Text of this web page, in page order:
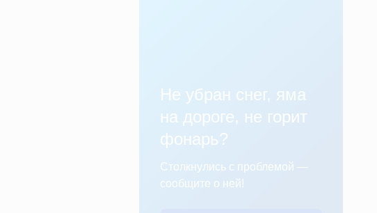
Не убран снег, яма
на дороге, не горит
фонарь?
Столкнулись с проблемой —
сообщите о ней!